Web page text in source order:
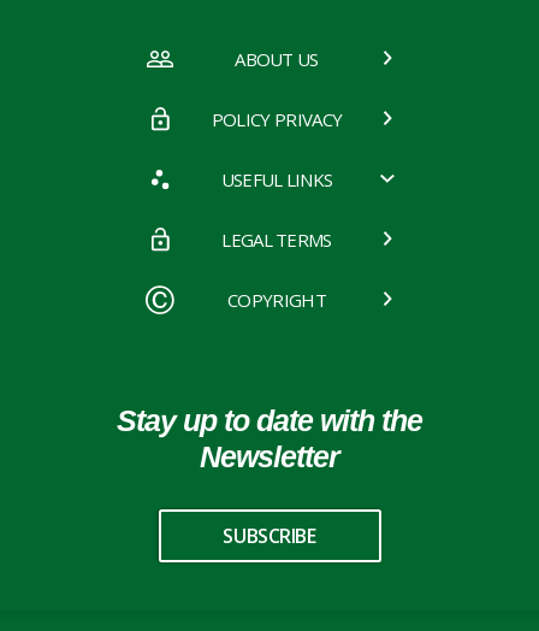
ABOUT US
POLICY PRIVACY
USEFUL LINKS
LEGAL TERMS
COPYRIGHT
Stay up to date with the
Newsletter
SUBSCRIBE